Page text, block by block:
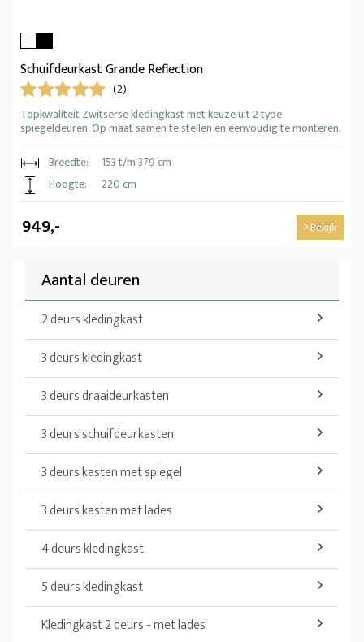
Schuifdeurkast Grande Reflection
(2)
Topkwaliteit Zwitserse kledingkast met keuze uit 2 type
spiegeldeuren. Op maat samen te stellen en eenvoudig te monteren.
Breedte:
153 t/m 379 cm
Hoogte:
220 cm
949,- Bekijk
Aantal deuren
2 deurs kledingkast
3 deurs kledingkast
3 deurs draaideurkasten
3 deurs schuifdeurkasten
3 deurs kasten met spiegel
3 deurs kasten met lades
4 deurs kledingkast
5 deurs kledingkast
Kledingkast 2 deurs - met lades